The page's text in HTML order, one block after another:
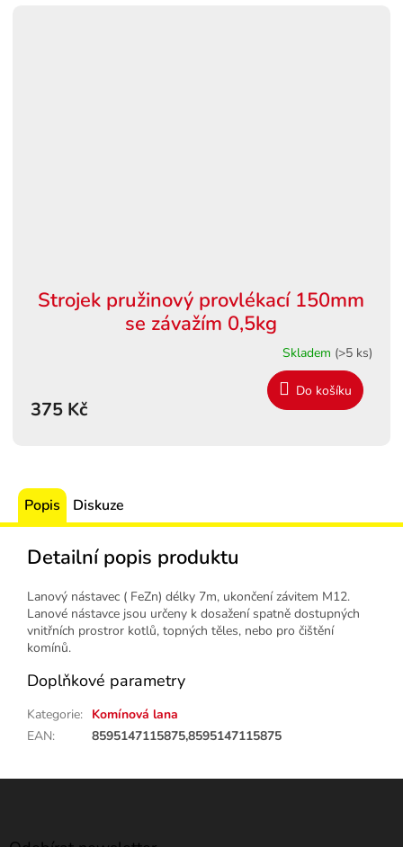
Strojek pružinový provlékací 150mm
se závažím 0,5kg
Skladem (>5 ks)
375 Kč
Do košíku
Popis Diskuze
Detailní popis produktu
Lanový nástavec ( FeZn) délky 7m, ukončení závitem M12.
Lanové nástavce jsou určeny k dosažení spatně dostupných
vnitřních prostror kotlů, topných těles, nebo pro čištění
komínů.
Doplňkové parametry
Kategorie: Komínová lana
EAN: 8595147115875,8595147115875
Z